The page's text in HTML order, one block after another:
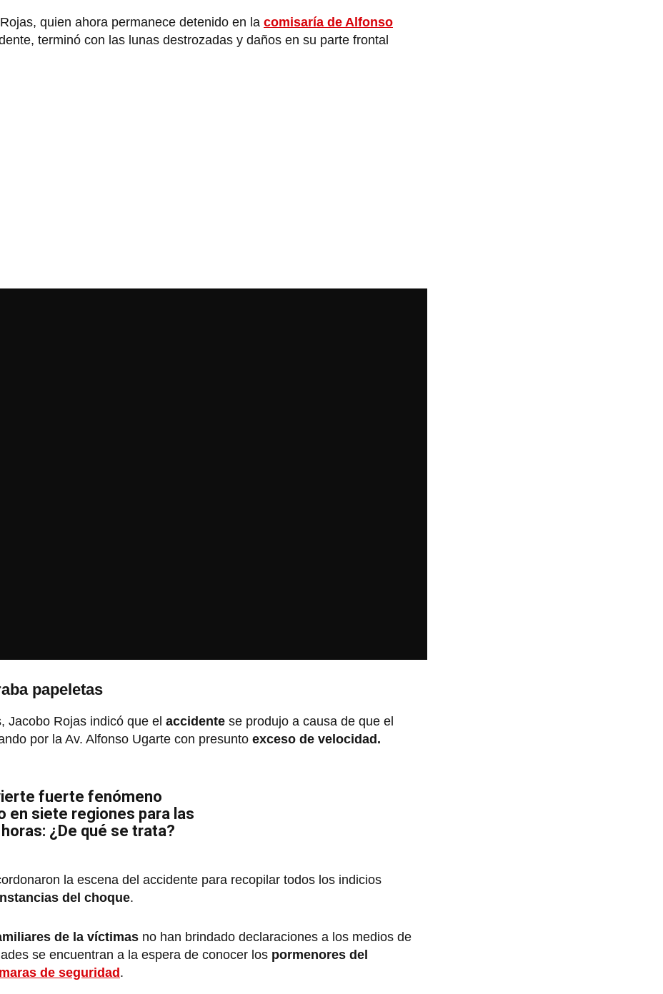
quien ahora permanece detenido en la comisaría de Alfonso
terminó con las lunas destrozadas y daños en su parte frontal
papeletas
Jacobo Rojas indicó que el accidente se produjo a causa de que el
por la Av. Alfonso Ugarte con presunto exceso de velocidad.
fuerte fenómeno
en siete regiones para las
¿De qué se trata?
la escena del accidente para recopilar todos los indicios
del choque.
de la víctimas no han brindado declaraciones a los medios de
se encuentran a la espera de conocer los pormenores del
de seguridad.